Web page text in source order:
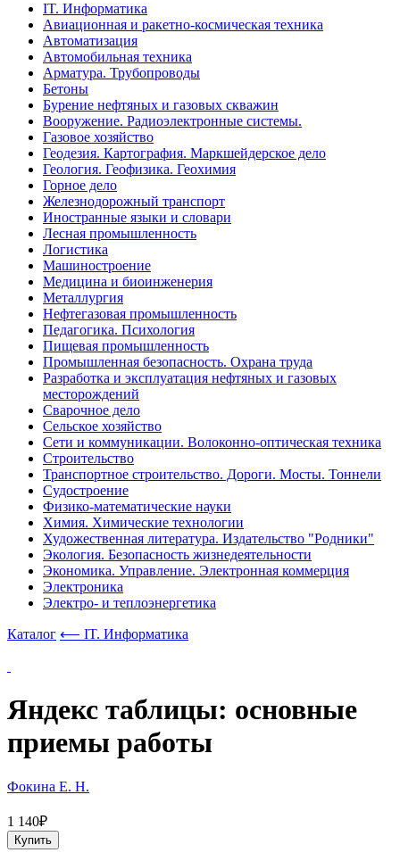
IT. Информатика
Авиационная и ракетно-космическая техника
Автоматизация
Автомобильная техника
Арматура. Трубопроводы
Бетоны
Бурение нефтяных и газовых скважин
Вооружение. Радиоэлектронные системы.
Газовое хозяйство
Геодезия. Картография. Маркшейдерское дело
Геология. Геофизика. Геохимия
Горное дело
Железнодорожный транспорт
Иностранные языки и словари
Лесная промышленность
Логистика
Машиностроение
Медицина и биоинженерия
Металлургия
Нефтегазовая промышленность
Педагогика. Психология
Пищевая промышленность
Промышленная безопасность. Охрана труда
Разработка и эксплуатация нефтяных и газовых
месторождений
Сварочное дело
Сельское хозяйство
Сети и коммуникации. Волоконно-оптическая техника
Строительство
Транспортное строительство. Дороги. Мосты. Тоннели
Судостроение
Физико-математические науки
Химия. Химические технологии
Художественная литература. Издательство "Родники"
Экология. Безопасность жизнедеятельности
Экономика. Управление. Электронная коммерция
Электроника
Электро- и теплоэнергетика
Каталог ⟵ IT. Информатика
Яндекс таблицы: основные
приемы работы
Фокина Е. Н.
1 140₽
Купить